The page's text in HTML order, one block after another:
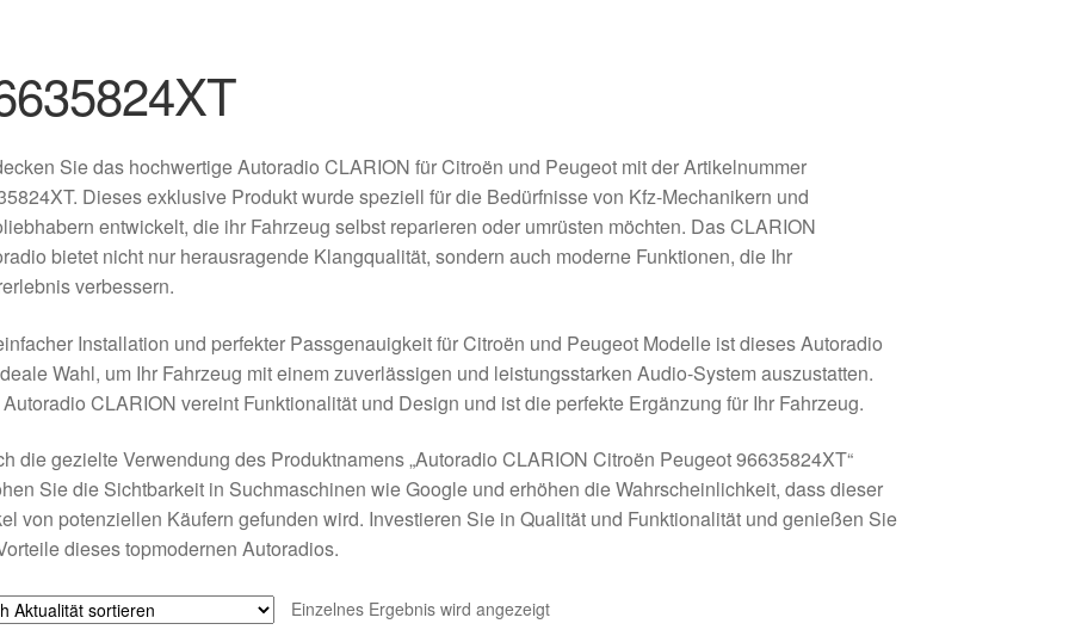
Sie das hochwertige Autoradio CLARION für Citroën und Peugeot mit der Artikelnummer
Dieses exklusive Produkt wurde speziell für die Bedürfnisse von Kfz-Mechanikern und
entwickelt, die ihr Fahrzeug selbst reparieren oder umrüsten möchten. Das CLARION
bietet nicht nur herausragende Klangqualität, sondern auch moderne Funktionen, die Ihr
verbessern.
Installation und perfekter Passgenauigkeit für Citroën und Peugeot Modelle ist dieses Autoradio
Wahl, um Ihr Fahrzeug mit einem zuverlässigen und leistungsstarken Audio-System auszustatten.
CLARION vereint Funktionalität und Design und ist die perfekte Ergänzung für Ihr Fahrzeug.
die gezielte Verwendung des Produktnamens „Autoradio CLARION Citroën Peugeot 96635824XT“
Sie die Sichtbarkeit in Suchmaschinen wie Google und erhöhen die Wahrscheinlichkeit, dass dieser
von potenziellen Käufern gefunden wird. Investieren Sie in Qualität und Funktionalität und genießen Sie
dieses topmodernen Autoradios.
Einzelnes Ergebnis wird angezeigt